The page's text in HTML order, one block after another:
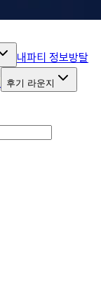
내파티 정보방탈
후기 라운지